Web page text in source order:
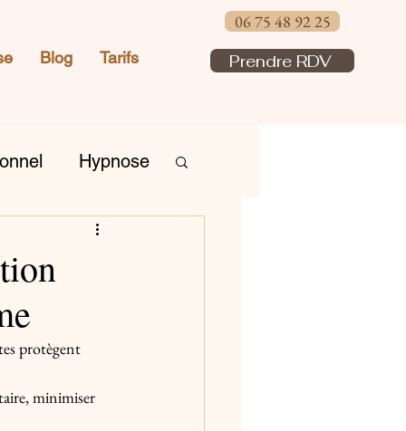
Blog Tarifs
06 75 48 92 25
Prendre RDV
Hypnose
protègent
minimiser